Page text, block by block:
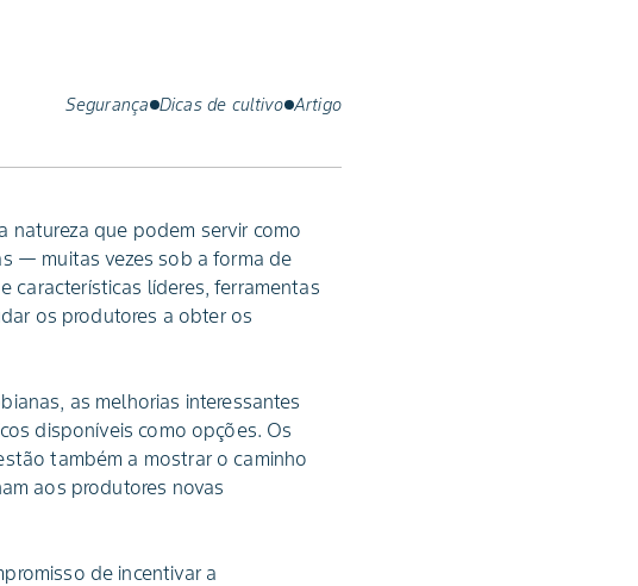
Segurança Dicas de cultivo Artigo
que podem servir como
— muitas vezes sob a forma de
características líderes, ferramentas
os produtores a obter os
as melhorias interessantes
disponíveis como opções. Os
também a mostrar o caminho
aos produtores novas
de incentivar a